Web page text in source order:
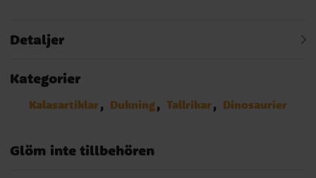
Detaljer
Kategorier
Kalasartiklar Dukning Tallrikar Dinosaurier
Glöm inte tillbehören